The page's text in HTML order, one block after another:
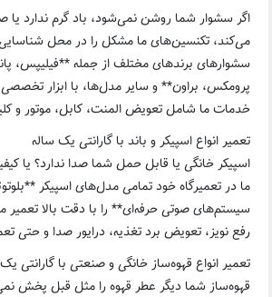
اگر سشوار شما روشن نمی‌شود، باد گرم ندارد یا
می‌کند، تکنسین‌های ما مشکل را در محل
سشوارهای برندهای مختلف از جمله **فیلیپس،
پرومکس، براون** و سایر مدل‌ها، با ابزار
خدمات ما شامل تعویض المنت، کابل، موتور و
تعمیر انواع اسپیکر و باند با گارانتی یک ساله
اسپیکر خانگی یا قابل حمل شما صدا ندارد؟ یا
ما در تعمیرگاه خود تمامی مدل‌های اسپیکر
سیستم‌های صوتی حرفه‌ای** را با دقت بالا
رفع نویز، تعویض برد تغذیه، درایور صدا و حتی
تعمیر انواع قهوه‌ساز خانگی و صنعتی با گارانتی
قهوه‌ساز شما دیگر عطر قهوه را مثل قبل پخش